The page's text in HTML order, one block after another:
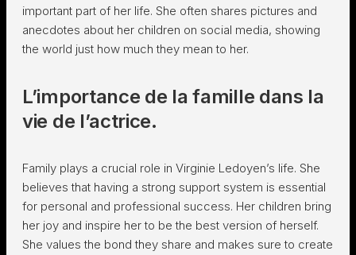
important part of her life. She often shares pictures and
anecdotes about her children on social media, showing
the world just how much they mean to her.
L’importance de la famille dans la
vie de l’actrice.
Family plays a crucial role in Virginie Ledoyen’s life. She
believes that having a strong support system is essential
for personal and professional success. Her children bring
her joy and inspire her to be the best version of herself.
She values the bond they share and makes sure to create